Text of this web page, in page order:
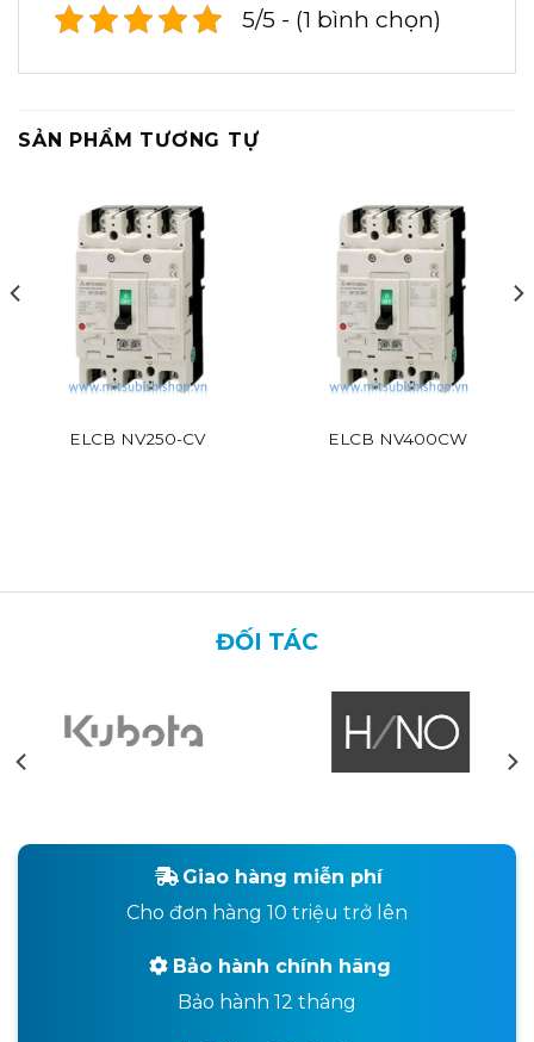
5/5 - (1 bình chọn)
SẢN PHẨM TƯƠNG TỰ
ELCB NV250-CV ELCB NV400CW
ĐỐI TÁC
Giao hàng miễn phí
Cho đơn hàng 10 triệu trở lên
Bảo hành chính hãng
Bảo hành 12 tháng